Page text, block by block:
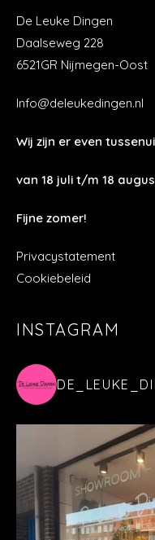
De Leuke Dingen
Daalseweg 228
6521GR Nijmegen-Oost
Info@deleukedingen.nl
Wij zijn er even
van 18 juli t/m 18
Fijne zomer!
Privacystatement
Cookiebeleid
INSTAGRAM